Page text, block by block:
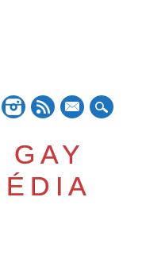
GAY